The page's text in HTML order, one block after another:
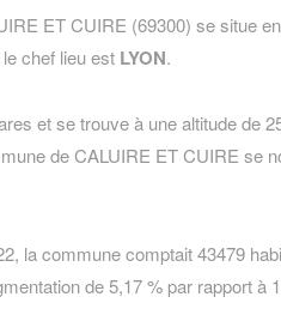
ET CUIRE (69300) se situe
chef lieu est LYON.
et se trouve à une altitude de
de CALUIRE ET CUIRE se
la commune comptait 43479
de 5,17 % par rapport à